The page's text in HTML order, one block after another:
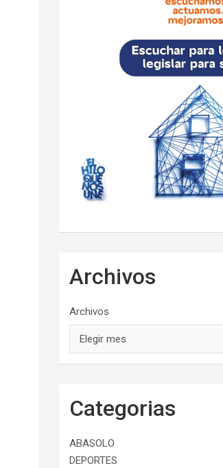
Archivos
Archivos
Categorias
ABASOLO
DEPORTES